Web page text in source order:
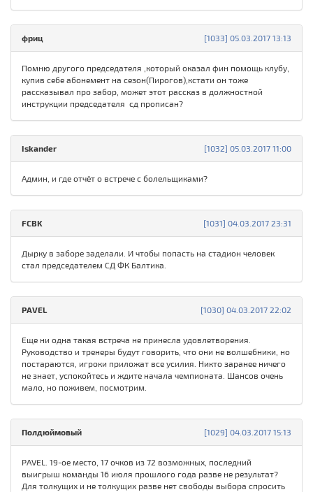
[1033] 05.03.2017 13:13
фриц
Помню другого председателя ,который оказал фин помощь клубу,
купив себе абонемент на сезон(Пирогов),кстати он тоже
рассказывал про забор, может этот рассказ в должностной
инструкции председателя сд прописан?
[1032] 05.03.2017 11:00
Iskander
Админ, и где отчёт о встрече с болельщиками?
[1031] 04.03.2017 23:31
FCBK
Дырку в заборе заделали. И чтобы попасть на стадион человек
стал председателем СД ФК Балтика.
[1030] 04.03.2017 22:02
PAVEL
Еще ни одна такая встреча не принесла удовлетворения.
Руководство и тренеры будут говорить, что они не волшебники, но
постараются, игроки приложат все усилия. Никто заранее ничего
не знает, успокойтесь и ждите начала чемпионата. Шансов очень
мало, но поживем, посмотрим.
[1029] 04.03.2017 15:13
Полдюймовый
PAVEL. 19-ое место, 17 очков из 72 возможных, последний
выигрыш команды 16 июля прошлого года разве не результат?
Для толкущих и не толкущих разве нет свободы выбора спросить